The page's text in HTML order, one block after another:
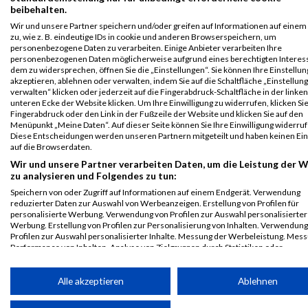
Mattoni
Karlovy Vary
Half Marathon
Mattoni Karlovy
Vary Half
Marathon 2017
Legende:
GPos = Geschlechter Position, KPos = Kategorie Position, TPos =
Team Position, DNS = Did not start, DNF = Did not finish, DQ =
Disqualifiziert
beibehalten.
Wir und unsere Partner speichern und/oder greifen auf Informationen auf einem
zu, wie z. B. eindeutige IDs in cookie und anderen Browserspeichern, um
personenbezogene Daten zu verarbeiten. Einige Anbieter verarbeiten Ihre
personenbezogenen Daten möglicherweise aufgrund eines berechtigten
dem zu widersprechen, öffnen Sie die „Einstellungen“. Sie können Ihre
akzeptieren, ablehnen oder verwalten, indem Sie auf die Schaltfläche
verwalten“ klicken oder jederzeit auf die Fingerabdruck-Schaltfläche in der linken
unteren Ecke der Website klicken. Um Ihre Einwilligung zu widerrufen, klicken
Fingerabdruck oder den Link in der Fußzeile der Website und klicken Sie auf den
Menüpunkt „Meine Daten“. Auf dieser Seite können Sie Ihre Einwilligung
Diese Entscheidungen werden unseren Partnern mitgeteilt und haben keinen
auf die Browserdaten.
Wir und unsere Partner verarbeiten Daten, um die Leistung der
zu analysieren und Folgendes zu tun:
Speichern von oder Zugriff auf Informationen auf einem Endgerät. Verwendung
reduzierter Daten zur Auswahl von Werbeanzeigen. Erstellung von Profilen für
personalisierte Werbung. Verwendung von Profilen zur Auswahl personalisierter
Werbung. Erstellung von Profilen zur Personalisierung von Inhalten.
Profilen zur Auswahl personalisierter Inhalte. Messung der Werbeleistung.
Performance von Inhalten. Analyse von Zielgruppen durch Statistiken oder
der Angebote. Verwendung reduzierter Daten zur Auswahl von Inhalten.
Daten können außerhalb der Europäischen Union weitergegeben und in die USA
Alle akzeptieren Ablehnen